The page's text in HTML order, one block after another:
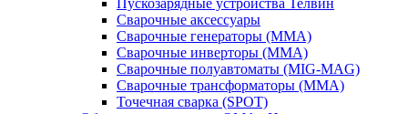
Пускозарядные устройства Телвин
Сварочные аксессуары
Сварочные генераторы (MMA)
Сварочные инверторы (MMA)
Сварочные полуавтоматы (MIG-MAG)
Сварочные трансформаторы (MMA)
Точечная сварка (SPOT)